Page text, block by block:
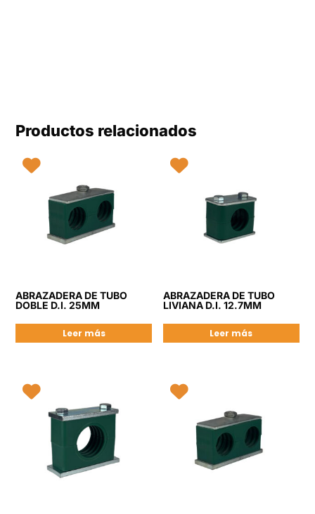
Productos relacionados
ABRAZADERA DE TUBO
DOBLE D.I. 25MM
Leer más
ABRAZADERA DE TUBO
LIVIANA D.I. 12.7MM
Leer más